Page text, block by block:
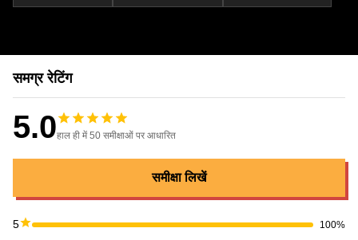
समग्र रेटिंग
5.0हाल ही में 50 समीक्षाओं पर आधारित
समीक्षा लिखें
5 100%